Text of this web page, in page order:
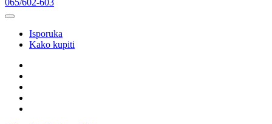
065/602-603
Isporuka
Kako kupiti